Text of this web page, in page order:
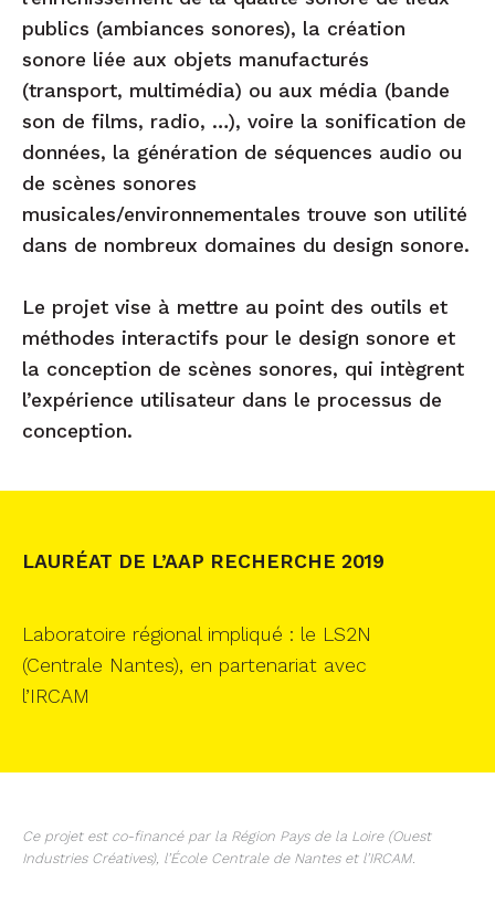
publics (ambiances sonores), la création
sonore liée aux objets manufacturés
(transport, multimédia) ou aux média (bande
son de films, radio, …), voire la sonification de
données, la génération de séquences audio ou
de scènes sonores
musicales/environnementales trouve son utilité
dans de nombreux domaines du design sonore.
Le projet vise à mettre au point des outils et
méthodes interactifs pour le design sonore et
la conception de scènes sonores, qui intègrent
l’expérience utilisateur dans le processus de
conception.
LAURÉAT DE L’AAP RECHERCHE 2019
Laboratoire régional impliqué : le LS2N
(Centrale Nantes), en partenariat avec
l’IRCAM
Ce projet est co-financé par la Région Pays de la Loire (Ouest
Industries Créatives), l’École Centrale de Nantes et l’IRCAM.